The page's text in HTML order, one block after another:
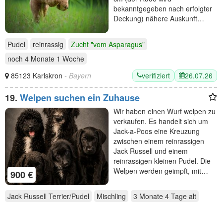
bekanntgegeben nach erfolgter
Deckung) nähere Auskunft…
Pudel reinrassig
Zucht "vom Asparagus"
noch 4 Monate 1 Woche
85123 Karlskron - Bayern verifiziert 26.07.26
19. Welpen suchen ein Zuhause
900 €
Wir haben einen Wurf welpen zu
verkaufen. Es handelt sich um
Jack-a-Poos eine Kreuzung
zwischen einem reinrassigen
Jack Russell und einem
reinrassigen kleinen Pudel. Die
Welpen werden geimpft, mit…
Jack Russell Terrier/Pudel Mischling 3 Monate 4 Tage alt